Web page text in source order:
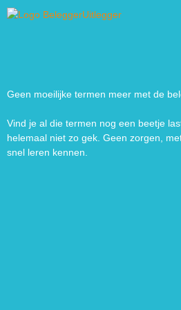
Geen moeilijke termen meer met de
Vind je al die termen nog een beetje
helemaal niet zo gek. Geen zorgen,
snel leren kennen.